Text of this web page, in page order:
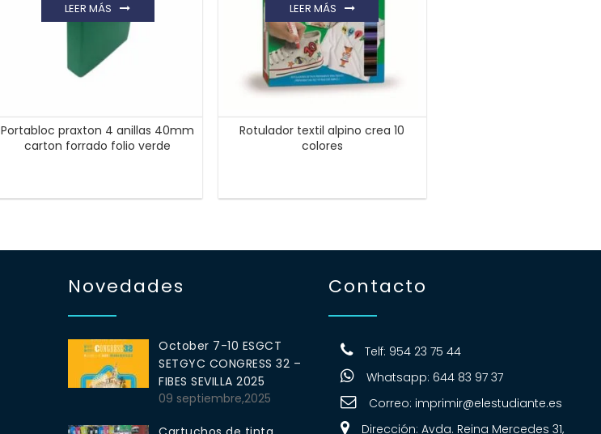
Portabloc praxton 4 anillas 40mm
carton forrado folio verde
LEER MÁS
Rotulador textil alpino crea 10
colores
LEER MÁS
Novedades
October 7-10 ESGCT
SETGYC CONGRESS 32 –
FIBES SEVILLA 2025
09 septiembre,2025
Contacto
Telf: 954 23 75 44
Whatsapp: 644 83 97 37
Correo: imprimir@elestudiante.es
Dirección: Avda. Reina Mercedes 31,